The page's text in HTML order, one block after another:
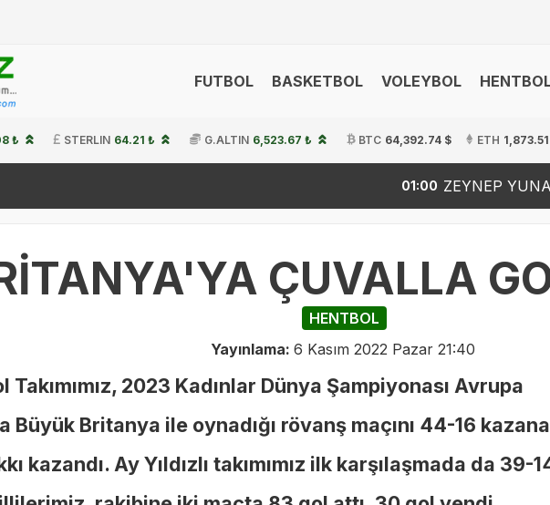
FUTBOL BASKETBOL VOLEYBOL
₺ STERLIN 64.21 ₺ G.ALTIN 6,523.67 ₺ BTC 64,392.74 $ ETH
ZEYNEP YUNANLIYA
ÇUVALLA
HENTBOL
Yayınlama: 6 Kasım 2022 Pazar 21:40
Takımımız, 2023 Kadınlar Dünya Şampiyonası Avrupa
Büyük Britanya ile oynadığı rövanş maçını 44-16
kazandı. Ay Yıldızlı takımımız ilk karşılaşmada da 39-